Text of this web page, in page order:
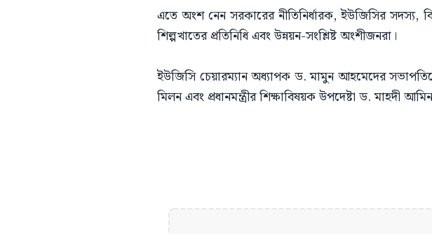
এতে অংশ নেন সরকারের নীতিনির্ধারক, ইউজিসির সদস্য,
শিল্পখাতের প্রতিনিধি এবং উন্নয়ন-সংশ্লিষ্ট অংশীজনরা।
ইউজিসি চেয়ারম্যান অধ্যাপক ড. মামুন আহমেদের
মিলন এবং প্রধানমন্ত্রীর শিক্ষাবিষয়ক উপদেষ্টা ড. মাহদী